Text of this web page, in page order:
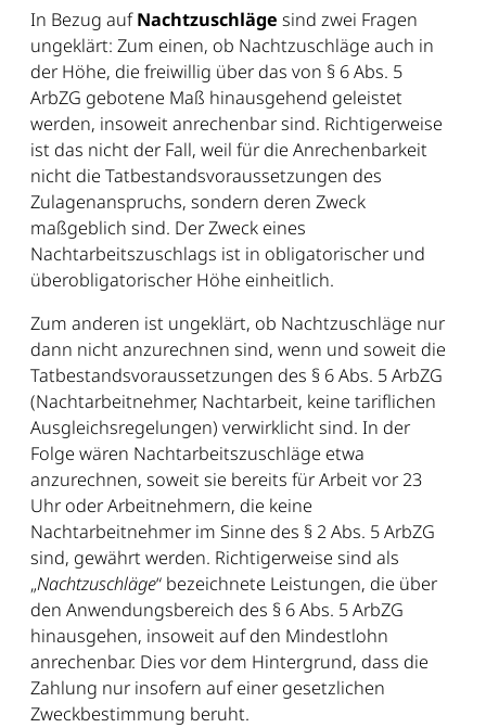
In Bezug aufNachtzuschläge sind zwei Fragen
ungeklärt: Zum einen, ob Nachtzuschläge auch in
der Höhe, die freiwillig über das von § 6 Abs. 5
ArbZG gebotene Maß hinausgehend geleistet
werden, insoweit anrechenbar sind. Richtigerweise
ist das nicht der Fall, weil für die Anrechenbarkeit
nicht die Tatbestandsvoraussetzungen des
Zulagenanspruchs, sondern deren Zweck
maßgeblich sind. Der Zweck eines
Nachtarbeitszuschlags ist in obligatorischer und
überobligatorischer Höhe einheitlich.
Zum anderen ist ungeklärt, ob Nachtzuschläge nur
dann nicht anzurechnen sind, wenn und soweit die
Tatbestandsvoraussetzungen des § 6 Abs. 5 ArbZG
(Nachtarbeitnehmer, Nachtarbeit, keine tariflichen
Ausgleichsregelungen) verwirklicht sind. In der
Folge wären Nachtarbeitszuschläge etwa
anzurechnen, soweit sie bereits für Arbeit vor 23
Uhr oder Arbeitnehmern, die keine
Nachtarbeitnehmer im Sinne des § 2 Abs. 5 ArbZG
sind, gewährt werden. Richtigerweise sind als
„Nachtzuschläge“ bezeichnete Leistungen, die über
den Anwendungsbereich des § 6 Abs. 5 ArbZG
hinausgehen, insoweit auf den Mindestlohn
anrechenbar. Dies vor dem Hintergrund, dass die
Zahlung nur insofern auf einer gesetzlichen
Zweckbestimmung beruht.